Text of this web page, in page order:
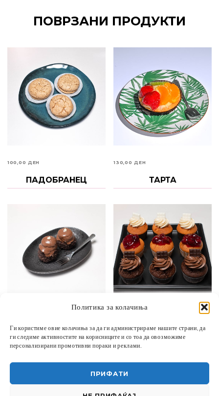
Политика за колачиња
Ги користиме овие колачиња за да ги администрираме нашите страни, да
ги следиме активностите на корисниците и со тоа да овозможиме
персонализирани промотивни пораки и реклами.
ПРИФАТИ
ПОВРЗАНИ ПРОДУКТИ
100,00 ДЕН
ДОДАЈ ВО КОШНИЦА
ПАДОБРАНЕЦ
130,00 ДЕН
ДОДАЈ ВО КОШНИЦА
ТАРТА
ЧОКО СУ МАФИН ЧОКОЛАДЕН